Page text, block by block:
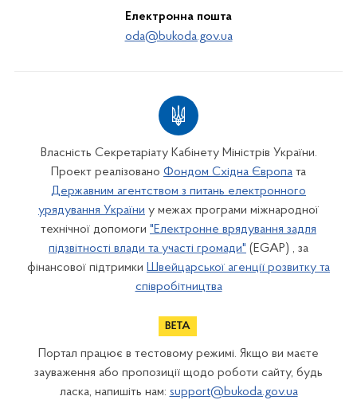
Електронна пошта
oda@bukoda.gov.ua
Власність Секретаріату Кабінету Міністрів України.
Проект реалізовано Фондом Східна Європа та
Державним агентством з питань електронного
урядування України у межах програми міжнародної
технічної допомоги "Електронне врядування задля
підзвітності влади та участі громади" (EGAP) , за
фінансової підтримки Швейцарської агенції розвитку та
співробітництва
Портал працює в тестовому режимі. Якщо ви маєте
зауваження або пропозиції щодо роботи сайту, будь
ласка, напишіть нам: support@bukoda.gov.ua